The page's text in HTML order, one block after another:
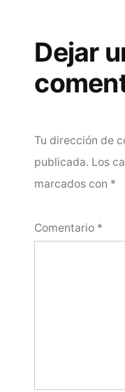
Dejar
Tu dirección de
publicada. Los
marcados con *
Comentario *